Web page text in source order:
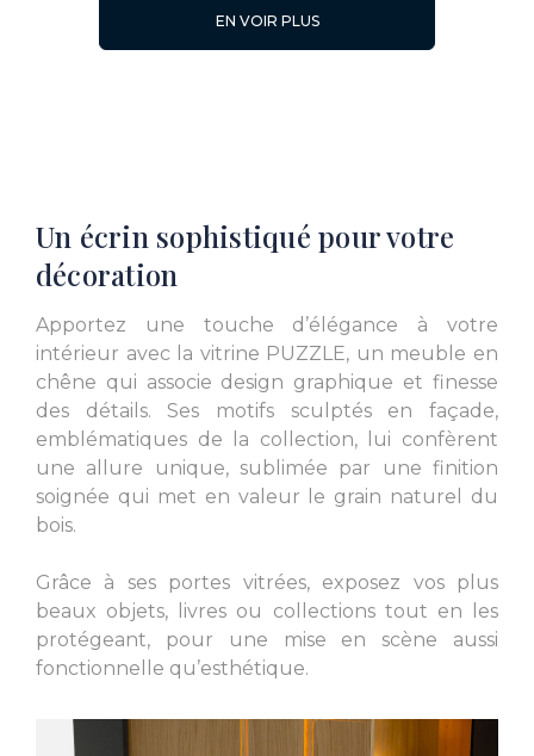
EN VOIR PLUS
Un écrin sophistiqué pour votre
décoration
Apportez une touche d’élégance à votre
intérieur avec la vitrine PUZZLE, un meuble en
chêne qui associe design graphique et finesse
des détails. Ses motifs sculptés en façade,
emblématiques de la collection, lui confèrent
une allure unique, sublimée par une finition
soignée qui met en valeur le grain naturel du
bois.
Grâce à ses portes vitrées, exposez vos plus
beaux objets, livres ou collections tout en les
protégeant, pour une mise en scène aussi
fonctionnelle qu’esthétique.